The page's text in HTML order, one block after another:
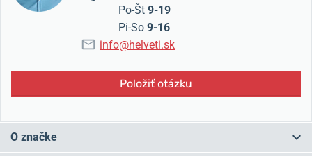
Po-Št 9-19
Pi-So 9-16
info@helveti.sk
Položiť otázku
O značke